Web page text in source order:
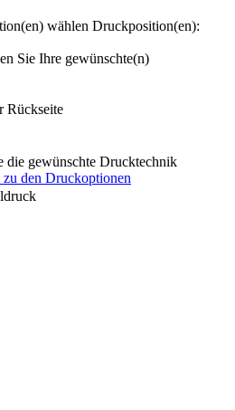
wählen Druckposition(en):
Sie Ihre gewünschte(n)
Rückseite
die gewünschte Drucktechnik
den Druckoptionen